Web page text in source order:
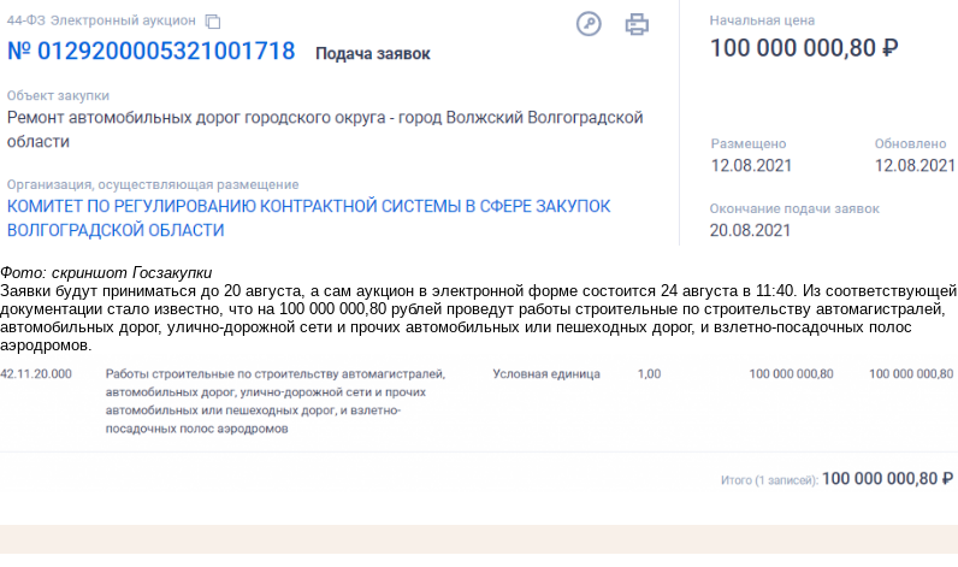
Фото: скриншот Госзакупки
Заявки будут приниматься до 20 августа, а сам аукцион в электронной форме состоится 24 августа в 11:40. Из соответствующей
документации стало известно, что на 100 000 000,80 рублей проведут работы строительные по строительству автомагистралей,
автомобильных дорог, улично-дорожной сети и прочих автомобильных или пешеходных дорог, и взлетно-посадочных полос
аэродромов.